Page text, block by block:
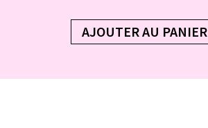
AJOUTER AU PANIER